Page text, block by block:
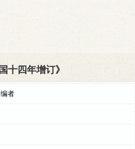
十四年增订》
者